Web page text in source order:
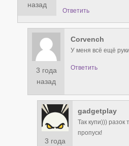
назад
Ответить
3 года
назад
Corvench
У меня всё ещё
Ответить
3 года
gadgetplay
Так купи)))
пропуск!